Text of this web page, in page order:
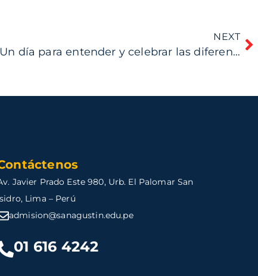
NEXT
Día Mundial del Autismo: Un día para entender y celebrar las diferencias
Javier Prado Este 980, Urb. El Palomar San
Lima – Perú
admision@sanagustin.edu.pe
01 616 4242